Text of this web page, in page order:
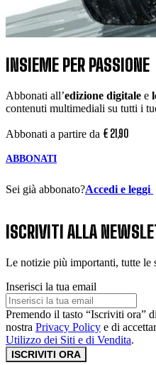
INSIEME PER PASSIONE
Abbonati all’edizione digitale e
contenuti multimediali su tutti i
Abbonati a partire da € 21,90
ABBONATI
Sei già abbonato?Accedi e leggi
ISCRIVITI ALLA
Le notizie più importanti, tutte le
Inserisci la tua email
Premendo il tasto “Iscriviti ora”
nostra Privacy Policy e di
Utilizzo dei Siti e di Vendita.
ISCRIVITI ORA